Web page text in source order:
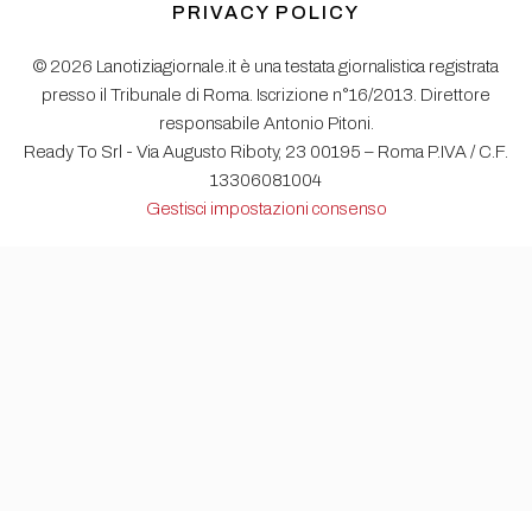
PRIVACY POLICY
© 2026 Lanotiziagiornale.it è una testata giornalistica registrata
presso il Tribunale di Roma. Iscrizione n°16/2013. Direttore
responsabile Antonio Pitoni.
Ready To Srl - Via Augusto Riboty, 23 00195 – Roma P.IVA / C.F.
13306081004
Gestisci impostazioni consenso